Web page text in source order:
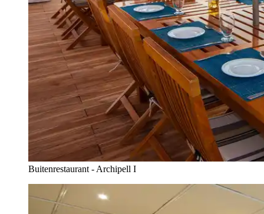
Buitenrestaurant - Archipell I